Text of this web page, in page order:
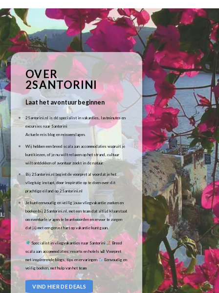
OVER
2SANTORINI
Laat het avontuur beginnen
2Santorini.nl is dé specialist in vakanties, lastminutes en
excursies naar Santorini
Actuele reis blog en reisverslagen.
Wij hebben een breed scala aan accommodaties waaruit je
kunt kiezen, of je nu wilt relaxen op het strand, cultuur
wilt ontdekken of avontuur zoekt in de natuur.
Bij 2Santorini.nl begint de voorpret al voordat je het
vliegtuig instapt, door inspiratie op te doen over dit
prachtige eiland op 2Santorini.nl
Je kunt eenvoudig en veilig jouw vliegvakantie zoeken en
boeken bij 2Santorini.nl, met een team dat altijd klaarstaat
om eventuele vragen te beantwoorden en ervoor te zorgen
dat jij met een gerust hart op vakantie kunt gaan.
Specialist in vliegvakanties naar Santorini
Breed
scala aan accommodaties: resorts en hotels
Voorpret
met inspirerende blogs, tips en ervaringen
Eenvoudig en
veilig boeken, met hulp van het team
VIND HIER DE DEALS